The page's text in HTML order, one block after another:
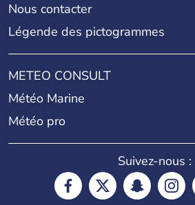
Nous contacter
Légende des pictogrammes
METEO CONSULT
Météo Marine
Météo pro
Suivez-nous :